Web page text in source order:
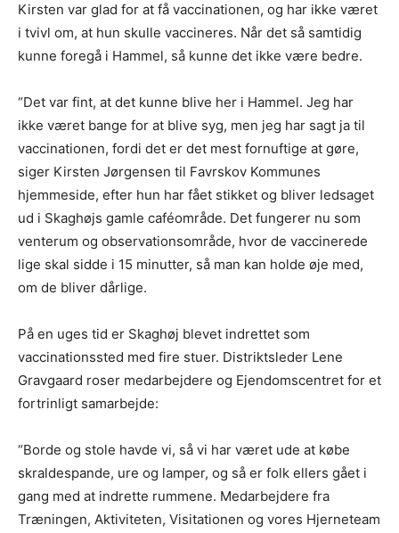
Kirsten var glad for at få vaccinationen, og har ikke været
i tvivl om, at hun skulle vaccineres. Når det så samtidig
kunne foregå i Hammel, så kunne det ikke være bedre.
“Det var fint, at det kunne blive her i Hammel. Jeg har
ikke været bange for at blive syg, men jeg har sagt ja til
vaccinationen, fordi det er det mest fornuftige at gøre,
siger Kirsten Jørgensen til Favrskov Kommunes
hjemmeside, efter hun har fået stikket og bliver ledsaget
ud i Skaghøjs gamle caféområde. Det fungerer nu som
venterum og observationsområde, hvor de vaccinerede
lige skal sidde i 15 minutter, så man kan holde øje med,
om de bliver dårlige.
På en uges tid er Skaghøj blevet indrettet som
vaccinationssted med fire stuer. Distriktsleder Lene
Gravgaard roser medarbejdere og Ejendomscentret for et
fortrinligt samarbejde:
“Borde og stole havde vi, så vi har været ude at købe
skraldespande, ure og lamper, og så er folk ellers gået i
gang med at indrette rummene. Medarbejdere fra
Træningen, Aktiviteten, Visitationen og vores Hjerneteam